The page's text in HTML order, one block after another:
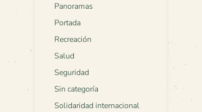
Panoramas
Portada
Recreación
Salud
Seguridad
Sin categoría
Solidaridad internacional